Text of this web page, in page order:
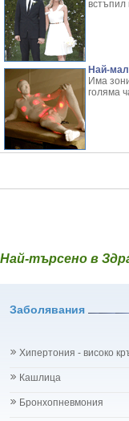
Най-
Има
голяма
Най-търсено в
Заболявания
Хипертония - високо
Кашлица
Бронхопневмония